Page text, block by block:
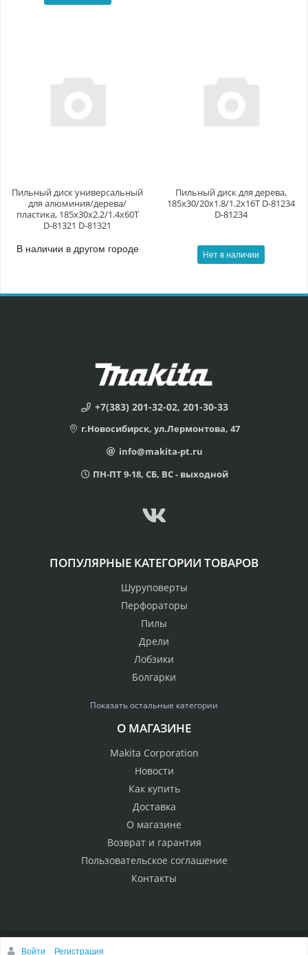
Пильный диск универсальный
для алюминия/дерева/
пластика, 185x30x2.2/1.4x60T
D-81321 D-81321
В наличии в другом городе
Пильный диск для дерева,
185x30/20x1.8/1.2x16T D-81234
D-81234
Нет в наличии
+7(383) 201-32-02, 201-30-33
г.Новосибирск, ул.Лермонтова, 47
info@makita-pt.ru
ПН-ПТ 9-18, СБ, ВС - выходной
ПОПУЛЯРНЫЕ КАТЕГОРИИ ТОВАРОВ
Шуруповерты
Перфораторы
Пилы
Дрели
Лобзики
Болгарки
Показать остальные категории
О МАГАЗИНЕ
Makita Corporation
Новости
Как купить
Доставка
О магазине
Возврат и гарантия
Пользовательское соглашение
Контакты
© 2005 Сервисный центр Макита
Войти Регистрация